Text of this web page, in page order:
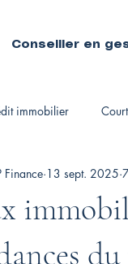
Conseiller en
immobilier
Courtiers
Finance 13 sept. 2025